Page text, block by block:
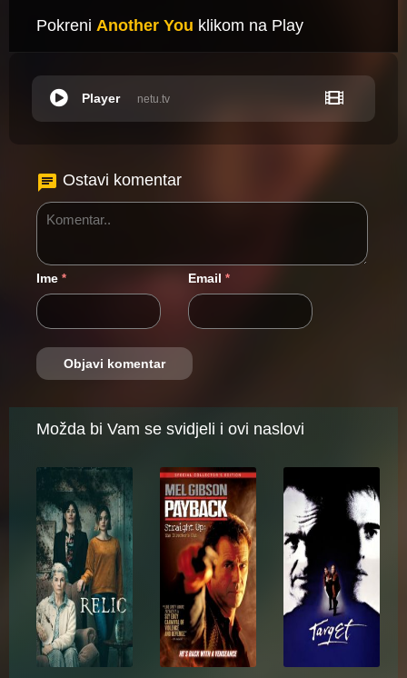
Pokreni Another You klikom na Play
netu.tv
Player
Ostavi komentar
Ime * Email *
Možda bi Vam se svidjeli i ovi naslovi